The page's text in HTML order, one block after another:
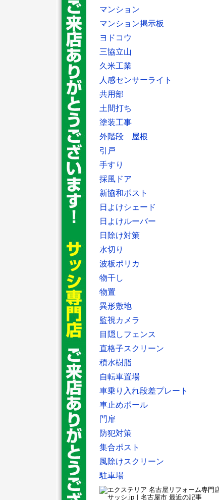
マンション
マンション掲示板
ヨドコウ
三協立山
久米工業
人感センサーライト
共用部
土間打ち
塗装工事
外階段 屋根
引戸
手すり
採風ドア
新協和ポスト
日よけシェード
日よけルーバー
日除け対策
水切り
波板ポリカ
物干し
物置
異形敷地
監視カメラ
目隠しフェンス
直格子スクリーン
積水樹脂
自転車置場
車乗り入れ段差プレート
車止めポール
門扉
防犯対策
集合ポスト
風除けスクリーン
駐車場